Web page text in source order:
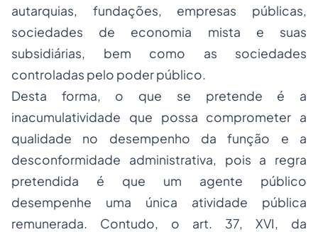
autarquias, fundações, empresas públicas,
sociedades de economia mista e suas
subsidiárias, bem como as sociedades
controladas pelo poder público.
Desta forma, o que se pretende é a
inacumulatividade que possa comprometer a
qualidade no desempenho da função e a
desconformidade administrativa, pois a regra
pretendida é que um agente público
desempenhe uma única atividade pública
remunerada. Contudo, o art. 37, XVI, da